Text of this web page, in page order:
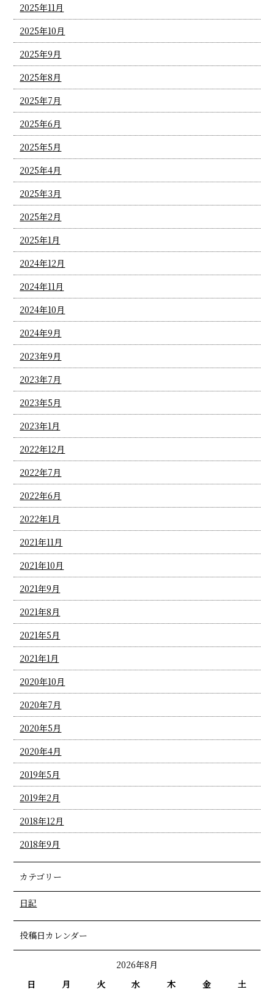
2025年11月
2025年10月
2025年9月
2025年8月
2025年7月
2025年6月
2025年5月
2025年4月
2025年3月
2025年2月
2025年1月
2024年12月
2024年11月
2024年10月
2024年9月
2023年9月
2023年7月
2023年5月
2023年1月
2022年12月
2022年7月
2022年6月
2022年1月
2021年11月
2021年10月
2021年9月
2021年8月
2021年5月
2021年1月
2020年10月
2020年7月
2020年5月
2020年4月
2019年5月
2019年2月
2018年12月
2018年9月
カテゴリー
日記
投稿日カレンダー
2026年8月
日
月 火 水 木 金 土